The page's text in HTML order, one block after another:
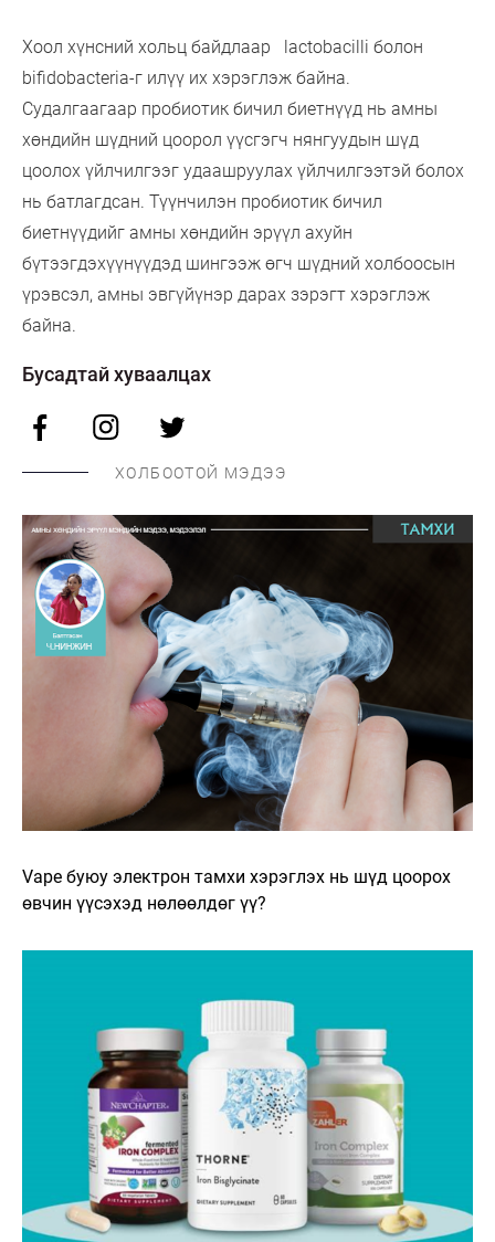
Хоол хүнсний хольц байдлаар lactobacilli болон
bifidobacteria-г илүү их хэрэглэж байна.
Судалгаагаар пробиотик бичил биетнүүд нь амны
хөндийн шүдний цоорол үүсгэгч нянгуудын шүд
цоолох үйлчилгээг удаашруулах үйлчилгээтэй болох
нь батлагдсан. Түүнчилэн пробиотик бичил
биетнүүдийг амны хөндийн эрүүл ахуйн
бүтээгдэхүүнүүдэд шингээж өгч шүдний холбоосын
үрэвсэл, амны эвгүйүнэр дарах зэрэгт хэрэглэж
байна.
Бусадтай хуваалцах
ХОЛБООТОЙ МЭДЭЭ
Vape буюу электрон тамхи хэрэглэх нь шүд цоорох
өвчин үүсэхэд нөлөөлдөг үү?